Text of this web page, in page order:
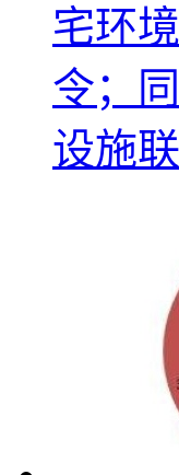
宅环
令；
设施